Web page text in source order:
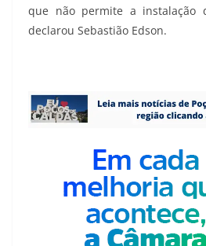
que não permite a instalação
declarou Sebastião Edson.